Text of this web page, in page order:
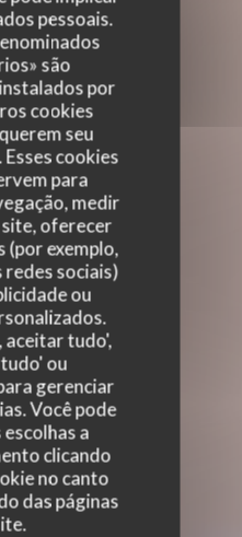
pessoais.
são
por
cookies
seu
cookies
para
medir
site, oferecer
(por exemplo,
redes sociais)
ou
aceitar tudo',
ou
gerenciar
Você pode
a
clicando
no canto
das páginas